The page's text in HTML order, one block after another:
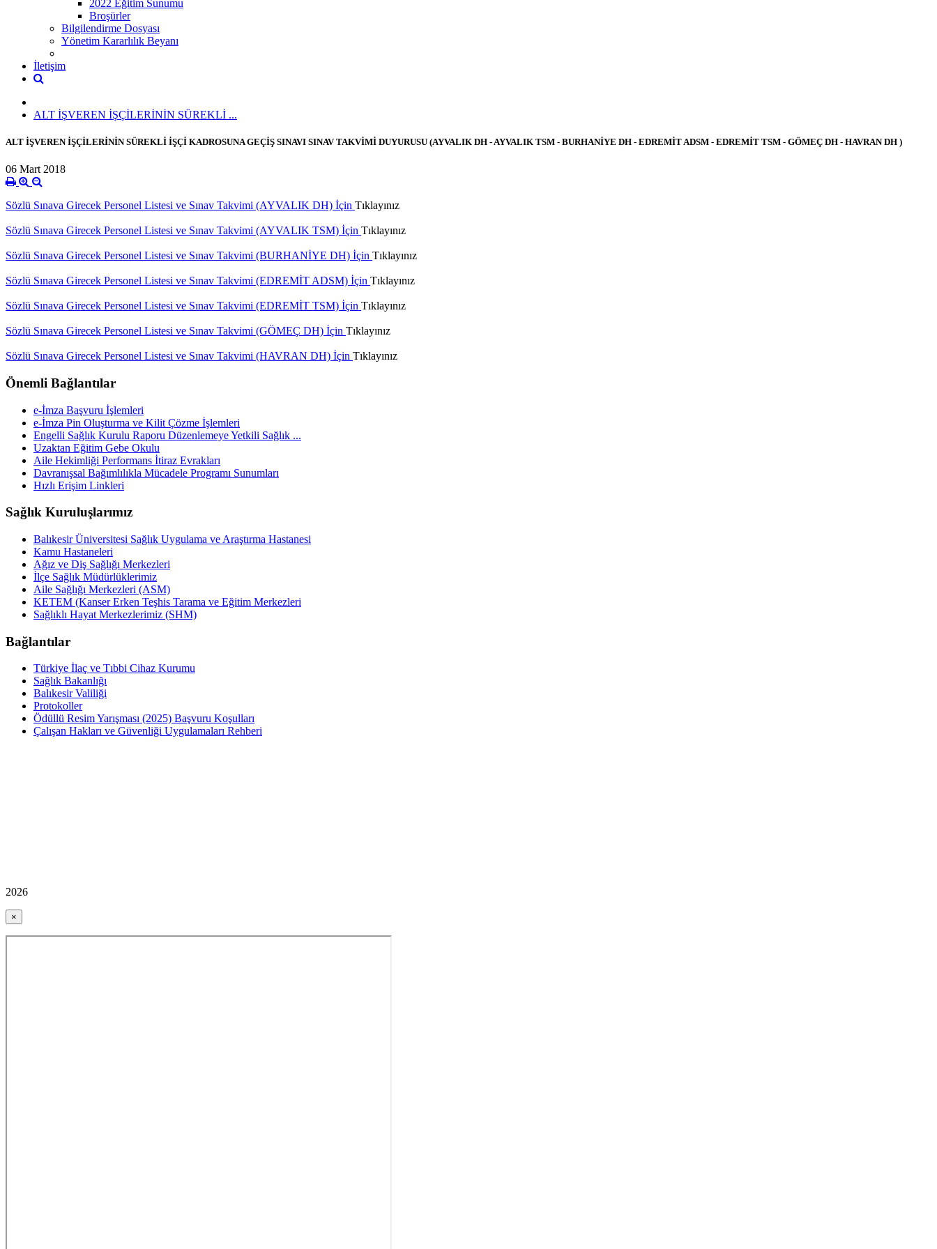
2022 Eğitim Sunumu
Broşürler
Bilgilendirme Dosyası
Yönetim Kararlılık Beyanı
İletişim
ALT İŞVEREN İŞÇİLERİNİN SÜREKLİ ...
ALT İŞVEREN İŞÇİLERİNİN SÜREKLİ İŞÇİ KADROSUNA GEÇİŞ SINAVI SINAV TAKVİMİ DUYURUSU (AYVALIK DH - AYVALIK TSM - BURHANİYE DH - EDREMİT ADSM - EDREMİT TSM - GÖMEÇ DH - HAVRAN DH )
06 Mart 2018
Sözlü Sınava Girecek Personel Listesi ve Sınav Takvimi (AYVALIK DH) İçin Tıklayınız
Sözlü Sınava Girecek Personel Listesi ve Sınav Takvimi (AYVALIK TSM) İçin Tıklayınız
Sözlü Sınava Girecek Personel Listesi ve Sınav Takvimi (BURHANİYE DH) İçin Tıklayınız
Sözlü Sınava Girecek Personel Listesi ve Sınav Takvimi (EDREMİT ADSM) İçin Tıklayınız
Sözlü Sınava Girecek Personel Listesi ve Sınav Takvimi (EDREMİT TSM) İçin Tıklayınız
Sözlü Sınava Girecek Personel Listesi ve Sınav Takvimi (GÖMEÇ DH) İçin Tıklayınız
Sözlü Sınava Girecek Personel Listesi ve Sınav Takvimi (HAVRAN DH) İçin Tıklayınız
Önemli Bağlantılar
e-İmza Başvuru İşlemleri
e-İmza Pin Oluşturma ve Kilit Çözme İşlemleri
Engelli Sağlık Kurulu Raporu Düzenlemeye Yetkili Sağlık ...
Uzaktan Eğitim Gebe Okulu
Aile Hekimliği Performans İtiraz Evrakları
Davranışsal Bağımlılıkla Mücadele Programı Sunumları
Hızlı Erişim Linkleri
Sağlık Kuruluşlarımız
Balıkesir Üniversitesi Sağlık Uygulama ve Araştırma Hastanesi
Kamu Hastaneleri
Ağız ve Diş Sağlığı Merkezleri
İlçe Sağlık Müdürlüklerimiz
Aile Sağlığı Merkezleri (ASM)
KETEM (Kanser Erken Teşhis Tarama ve Eğitim Merkezleri
Sağlıklı Hayat Merkezlerimiz (SHM)
Bağlantılar
Türkiye İlaç ve Tıbbi Cihaz Kurumu
Sağlık Bakanlığı
Balıkesir Valiliği
Protokoller
Ödüllü Resim Yarışması (2025) Başvuru Koşulları
Çalışan Hakları ve Güvenliği Uygulamaları Rehberi
2026
×